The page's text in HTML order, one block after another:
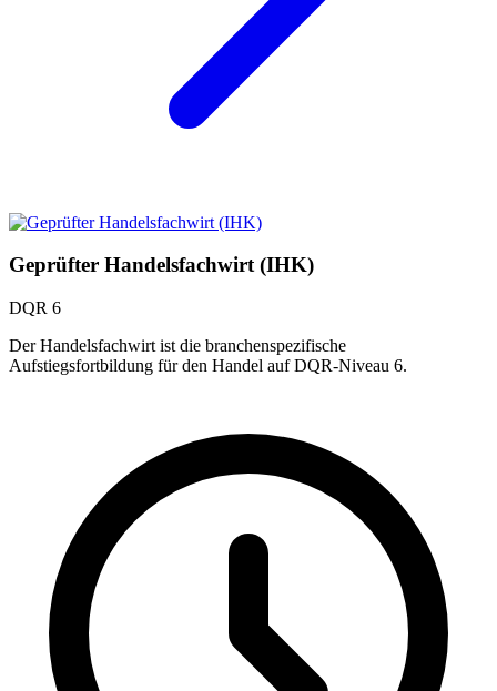
Geprüfter Handelsfachwirt (IHK)
DQR 6
Der Handelsfachwirt ist die branchenspezifische
Aufstiegsfortbildung für den Handel auf DQR-Niveau 6.